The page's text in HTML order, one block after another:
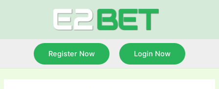
Register Now Login Now